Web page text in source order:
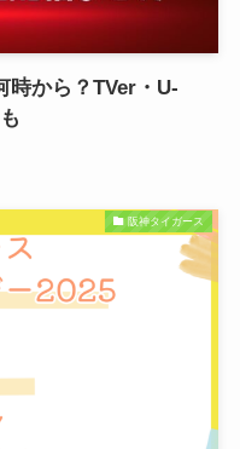
時から？TVer・U-
阪神タイガース